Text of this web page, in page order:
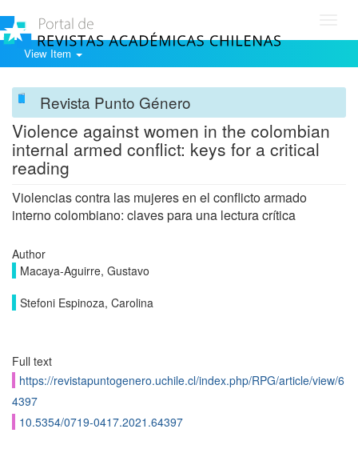
View Item
Revista Punto Género
Violence against women in the colombian
internal armed conflict: keys for a critical
reading
Violencias contra las mujeres en el conflicto armado
interno colombiano: claves para una lectura crítica
Author
Macaya-Aguirre, Gustavo
Stefoni Espinoza, Carolina
Full text
https://revistapuntogenero.uchile.cl/index.php/RPG/article/view/6
4397
10.5354/0719-0417.2021.64397